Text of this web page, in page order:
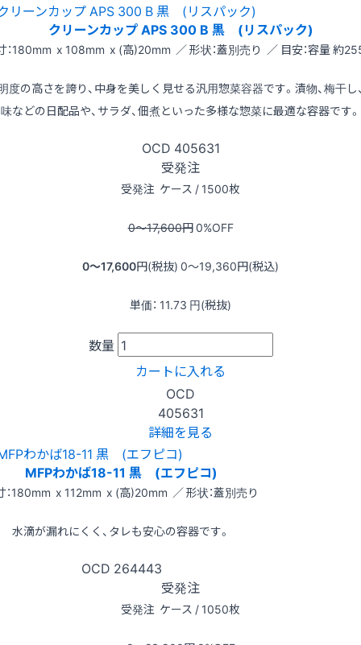
クリーンカップ APS 300 B 黒 (リスパック)
：180mm x 108mm x (高)20mm ／ 形状：蓋別売り ／ 目安：容量 約
度の高さを誇り、中身を美しく見せる汎用惣菜容器です。漬物、梅干し
味などの日配品や、サラダ、佃煮といった多様な惣菜に最適な容器です。
OCD 405631
受発注
受発注 ケース / 1500枚
0〜17,600円0%OFF
0〜17,600円(税抜) 0〜19,360円(税込)
単価： 11.73 円(税抜)
数量
カートに入れる
OCD
405631
詳細を見る
MFPわかば18-11 黒 (エフピコ)
：180mm x 112mm x (高)20mm ／ 形状：蓋別売り
水滴が漏れにくく、タレも安心の容器です。
OCD 264443
受発注
受発注 ケース / 1050枚